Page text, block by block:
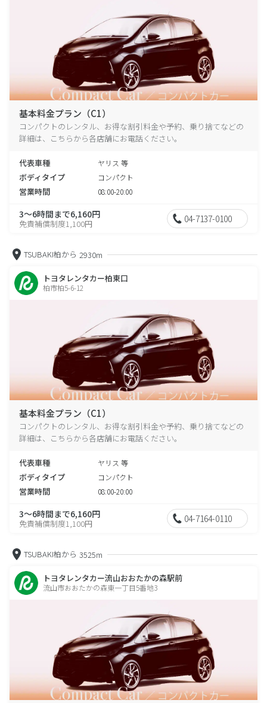
基本料金プラン（C1）
コンパクトのレンタル、お得な割引料金や予約、乗り捨てなどの
詳細は、こちらから各店舗にお電話ください。
代表車種 ヤリス 等
ボディタイプ コンパクト
営業時間 08:00-20:00
3～6時間まで6,160円
免責補償制度1,100円 04-7137-0100
TSUBAKI柏から 2930m
トヨタレンタカー柏東口
柏市柏5-6-12
基本料金プラン（C1）
コンパクトのレンタル、お得な割引料金や予約、乗り捨てなどの
詳細は、こちらから各店舗にお電話ください。
代表車種 ヤリス 等
ボディタイプ コンパクト
営業時間 08:00-20:00
3～6時間まで6,160円
免責補償制度1,100円 04-7164-0110
TSUBAKI柏から 3525m
トヨタレンタカー流山おおたかの森駅前
流山市おおたかの森東一丁目5番地3